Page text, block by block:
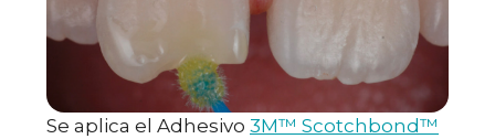
Se aplica el Adhesivo 3M™ Scotchbond™